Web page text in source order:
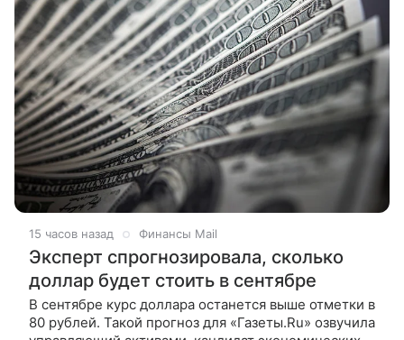
15 часов назад Финансы Mail
Эксперт спрогнозировала, сколько
доллар будет стоить в сентябре
В сентябре курс доллара останется выше отметки в
80 рублей. Такой прогноз для «Газеты.Ru» озвучила